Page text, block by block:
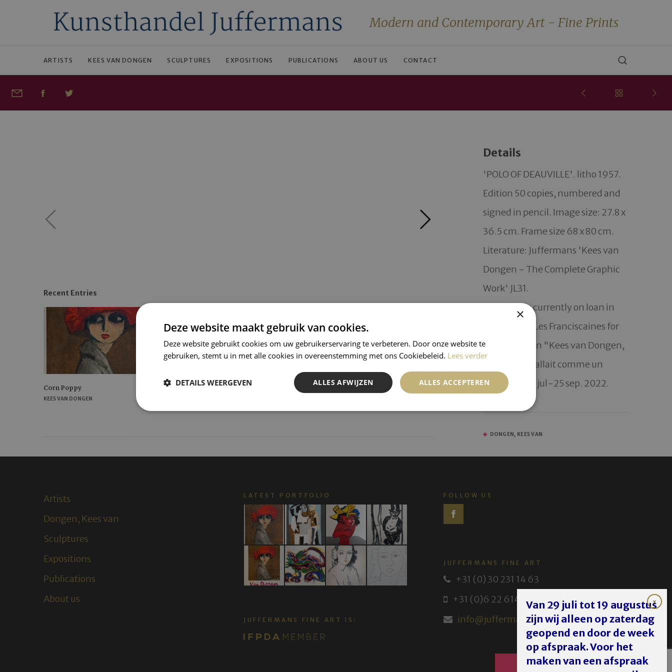
Modern and Contemporary Art - Fine Prints
ARTISTS KEES VAN DONGEN SCULPTURES EXPOSITIONS PUBLICATIONS ABOUT US CONTACT
AFSPRAAK MAKEN
Recent Entries
Corn Poppy
KEES VAN DONGEN
Pierrot et and Harlequin from Dix
Femme au Oiseaux
Details
'POLO OF DEAUVILLE'. litho 1957.
Edition 50 copies, numbered and
signed in pencil. Image size: 27.8 x
36.5 cm. Frame size 68 x 80 cm.
Literature: Juffermans 'Kees van
Dongen - The Complete Graphic
Work' JL31.
This work is currently on loan in
Deauville at Les Franciscaines for
the exhibition "Kees van Dongen,
Deauville m’allait comme un
gant"  van  2 jul-25 sep. 2022.
DONGEN, KEES VAN
Artists
Dongen, Kees van
Sculptures
Expositions
Publications
About us
LATEST PORTFOLIO
JUFFERMANS FINE ART IS:
FOLLOW US
JUFFERMANS FINE ART
+31 (0) 30 231 14 63
+31 (0)6 22 614 582
info@juffermans.nl
Van 29 juli tot 19 augustus
zijn wij alleen op zaterdag
geopend en door de week
op afspraak. Voor het
maken van een afspraak
×
Deze website maakt gebruik van cookies.
Deze website gebruikt cookies om uw gebruikerservaring te verbeteren. Door onze website te
gebruiken, stemt u in met alle cookies in overeenstemming met ons Cookiebeleid. Lees verder
ALLES ACCEPTEREN
ALLES AFWIJZEN
DETAILS WEERGEVEN